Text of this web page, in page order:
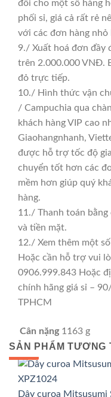
đổi cho một số hàng
phối sỉ, giá cả rất rẻ
với các đơn hàng nhỏ
9./ Xuất hoá đơn đầy
trên 2.000.000 VNĐ.
đỏ trực tiếp.
10./ Hình thức vận
/ Campuchia qua
khách hàng VIP cao
Giaohangnhanh,
được hỗ trợ tốc độ
chuyển tốt hơn các
mềm hơn giúp quý
hàng.
11./ Thanh toán
và tiền mặt.
12./ Xem thêm một
Hoặc cần hỗ trợ vui
0906.999.843 Hoặc
chính hãng giá sỉ –
TPHCM
Cân nặng 1163 g
SẢN PHẨM TƯƠNG
GIÁ SỈ
GIÁ TỐT
Dây curoa Mitsusumi